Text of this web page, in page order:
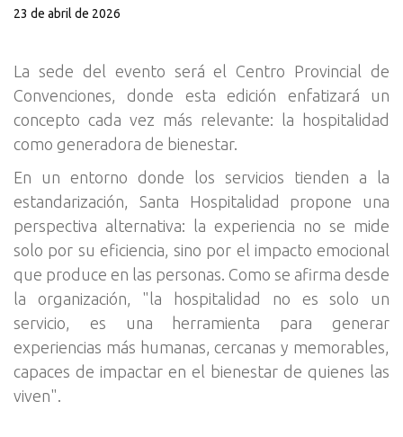
23 de abril de 2026
La sede del evento será el Centro Provincial de
Convenciones, donde esta edición enfatizará un
concepto cada vez más relevante: la hospitalidad
como generadora de bienestar.
En un entorno donde los servicios tienden a la
estandarización, Santa Hospitalidad propone una
perspectiva alternativa: la experiencia no se mide
solo por su eficiencia, sino por el impacto emocional
que produce en las personas. Como se afirma desde
la organización, "la hospitalidad no es solo un
servicio, es una herramienta para generar
experiencias más humanas, cercanas y memorables,
capaces de impactar en el bienestar de quienes las
viven".